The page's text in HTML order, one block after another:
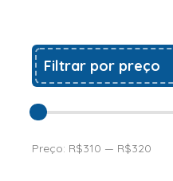
Filtrar por preço
Preço: R$310 — R$320